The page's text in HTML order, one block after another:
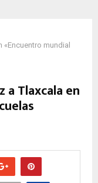
«Encuentro mundial
a Tlaxcala en